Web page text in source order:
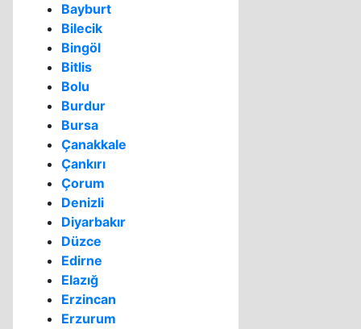
Bayburt
Bilecik
Bingöl
Bitlis
Bolu
Burdur
Bursa
Çanakkale
Çankırı
Çorum
Denizli
Diyarbakır
Düzce
Edirne
Elazığ
Erzincan
Erzurum